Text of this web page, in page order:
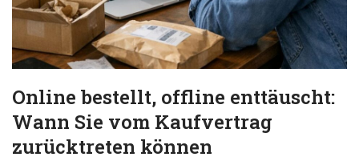
Online bestellt, offline enttäuscht:
Wann Sie vom Kaufvertrag
zurücktreten können